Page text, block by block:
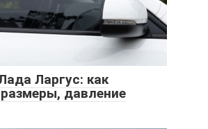
Ларгус: как
давление